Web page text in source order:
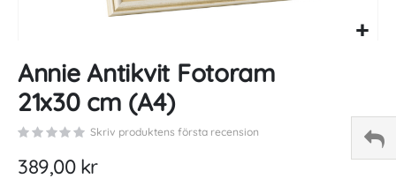
to
the
beginning
the
images
gallery
Annie Antikvit Fotoram
21x30 cm (A4)
Skriv produktens första recension
389,00 kr